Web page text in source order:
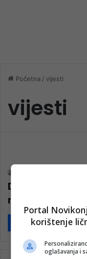
Početna / vijesti
vijesti
DŽENAZA:
rođ. Đelmo
Pročitaj više
Portal
korištenje
oglašavanja i